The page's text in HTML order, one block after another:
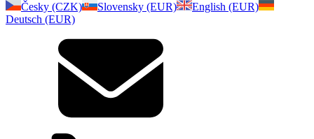
Česky (CZK)
Slovensky (EUR)
English (EUR)
Deutsch (EUR)